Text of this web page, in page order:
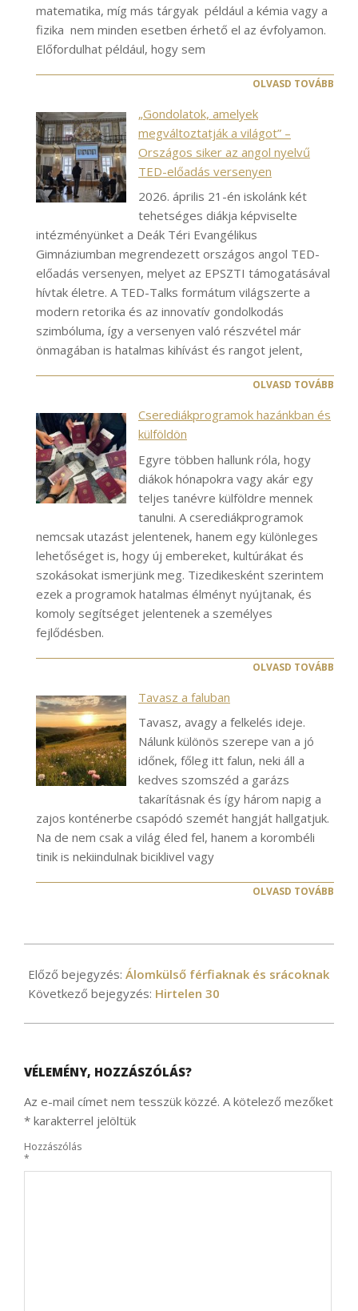
matematika, míg más tárgyak például a kémia vagy a
fizika nem minden esetben érhető el az évfolyamon.
Előfordulhat például, hogy sem
OLVASD TOVÁBB
„Gondolatok, amelyek
megváltoztatják a világot” –
Országos siker az angol nyelvű
TED-előadás versenyen
2026. április 21-én iskolánk két
tehetséges diákja képviselte
intézményünket a Deák Téri Evangélikus
Gimnáziumban megrendezett országos angol TED-
előadás versenyen, melyet az EPSZTI támogatásával
hívtak életre. A TED-Talks formátum világszerte a
modern retorika és az innovatív gondolkodás
szimbóluma, így a versenyen való részvétel már
önmagában is hatalmas kihívást és rangot jelent,
OLVASD TOVÁBB
Cserediákprogramok hazánkban és
külföldön
Egyre többen hallunk róla, hogy
diákok hónapokra vagy akár egy
teljes tanévre külföldre mennek
tanulni. A cserediákprogramok
nemcsak utazást jelentenek, hanem egy különleges
lehetőséget is, hogy új embereket, kultúrákat és
szokásokat ismerjünk meg. Tizedikesként szerintem
ezek a programok hatalmas élményt nyújtanak, és
komoly segítséget jelentenek a személyes
fejlődésben.
OLVASD TOVÁBB
Tavasz a faluban
Tavasz, avagy a felkelés ideje.
Nálunk különös szerepe van a jó
időnek, főleg itt falun, neki áll a
kedves szomszéd a garázs
takarításnak és így három napig a
zajos konténerbe csapódó szemét hangját hallgatjuk.
Na de nem csak a világ éled fel, hanem a korombéli
tinik is nekiindulnak biciklivel vagy
OLVASD TOVÁBB
12-
06
Előző bejegyzés: Álomkülső férfiaknak és srácoknak
Következő bejegyzés: Hirtelen 30
VÉLEMÉNY, HOZZÁSZÓLÁS?
Az e-mail címet nem tesszük közzé. A kötelező mezőket
* karakterrel jelöltük
Hozzászólás
*